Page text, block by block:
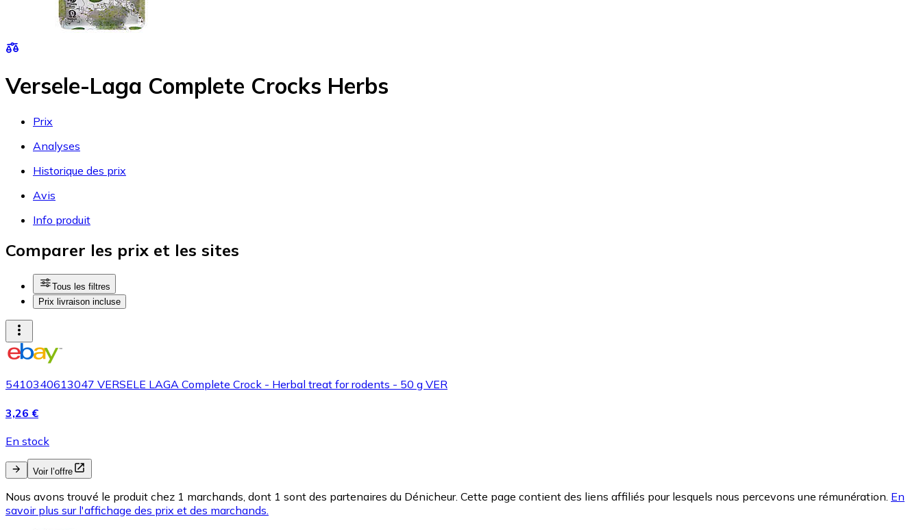
Versele-Laga Complete Crocks Herbs
Prix
Analyses
Historique des prix
Avis
Info produit
Comparer les prix et les sites
Tous les filtres
Prix livraison incluse
5410340613047 VERSELE LAGA Complete Crock - Herbal treat for rodents - 50 g VER
3,26 €
En stock
Voir l’offre
Nous avons trouvé le produit chez 1 marchands, dont 1 sont des partenaires du Dénicheur. Cette page contient des liens affiliés pour lesquels nous percevons une rémunération. En
savoir plus sur l'affichage des prix et des marchands.